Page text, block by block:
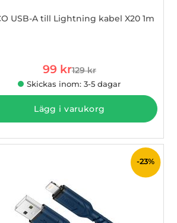
USB-A till Lightning kabel X20 1m
rea pris
99 krtidigare pris
129 kr
Skickas inom: 3-5 dagar
Lägg i varukorg
-23%